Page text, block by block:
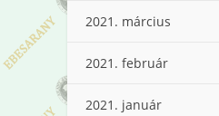
2021. március
2021. február
2021. január